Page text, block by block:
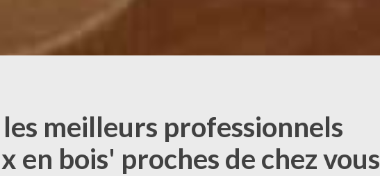
meilleurs professionnels
en bois' proches de chez vous